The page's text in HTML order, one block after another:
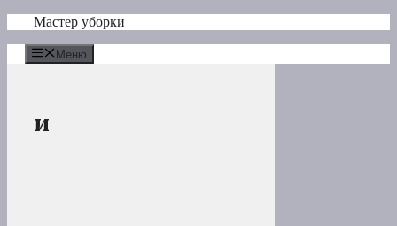
Перейти
содержимому
Мастер уборки
Меню
и